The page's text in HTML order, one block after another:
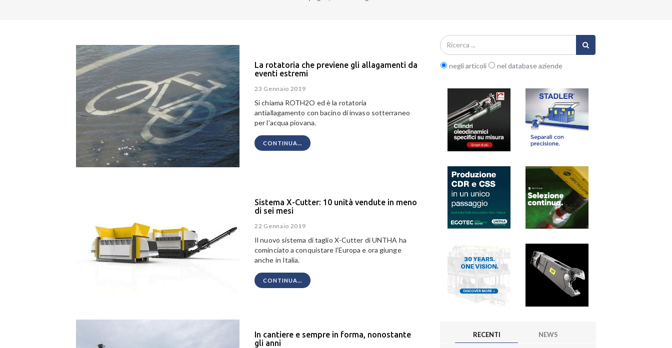
La rotatoria che previene gli allagamenti da
eventi estremi
23 Gennaio 2019
Si chiama ROTH2O ed è la rotatoria
antiallagamento con bacino di invaso sotterraneo
per l'acqua piovana.
CONTINUA...
Sistema X-Cutter: 10 unità vendute in meno
di sei mesi
22 Gennaio 2019
Il nuovo sistema di taglio X-Cutter di UNTHA ha
cominciato a conquistare l’Europa e ora giunge
anche in Italia.
CONTINUA...
In cantiere e sempre in forma, nonostante
gli anni
negli articoli nel database aziende
RECENTI NEWS